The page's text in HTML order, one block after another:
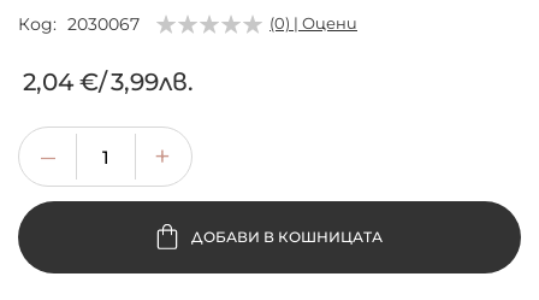
снимки
Код 2030067 (0) | Оцени
2,04 €/3,99лв.
ДОБАВИ В КОШНИЦАТА